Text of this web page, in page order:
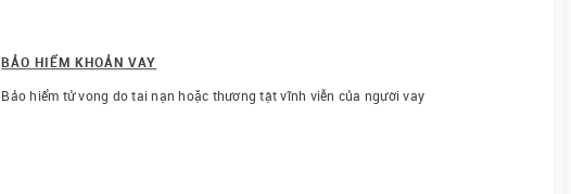
BẢO HIỂM KHOẢN VAY
Bảo hiểm tử vong do tai nạn hoặc thương tật vĩnh viễn của người vay